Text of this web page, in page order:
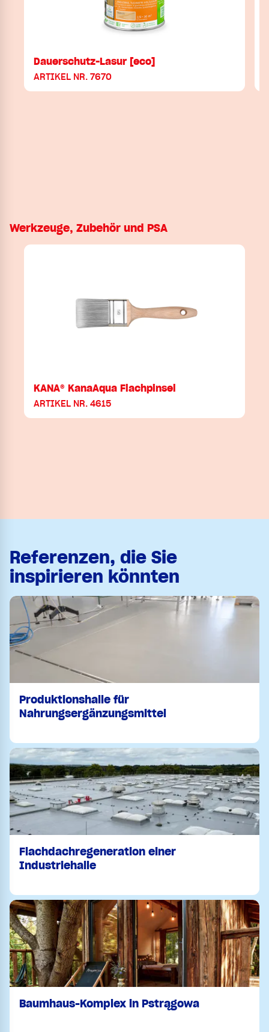
Dauerschutz-Lasur [eco]
ARTIKEL NR. 7670
Werkzeuge, Zubehör und PSA
KANA® KanaAqua Flachpinsel
ARTIKEL NR. 4615
Referenzen, die Sie
inspirieren könnten
Produktionshalle für
Nahrungsergänzungsmittel
Flachdachregeneration einer
Industriehalle
Baumhaus-Komplex in Pstrągowa